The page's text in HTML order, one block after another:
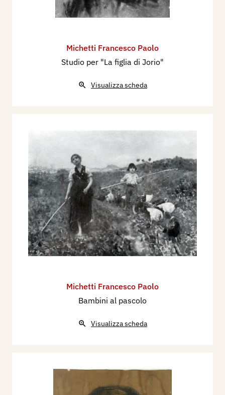
Michetti Francesco Paolo
Studio per "La figlia di Jorio"
Visualizza scheda
Michetti Francesco Paolo
Bambini al pascolo
Visualizza scheda